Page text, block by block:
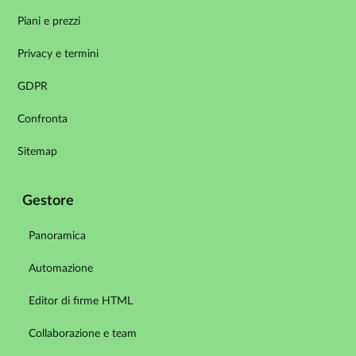
Piani e prezzi
Privacy e termini
GDPR
Confronta
Sitemap
Gestore
Panoramica
Automazione
Editor di firme HTML
Collaborazione e team